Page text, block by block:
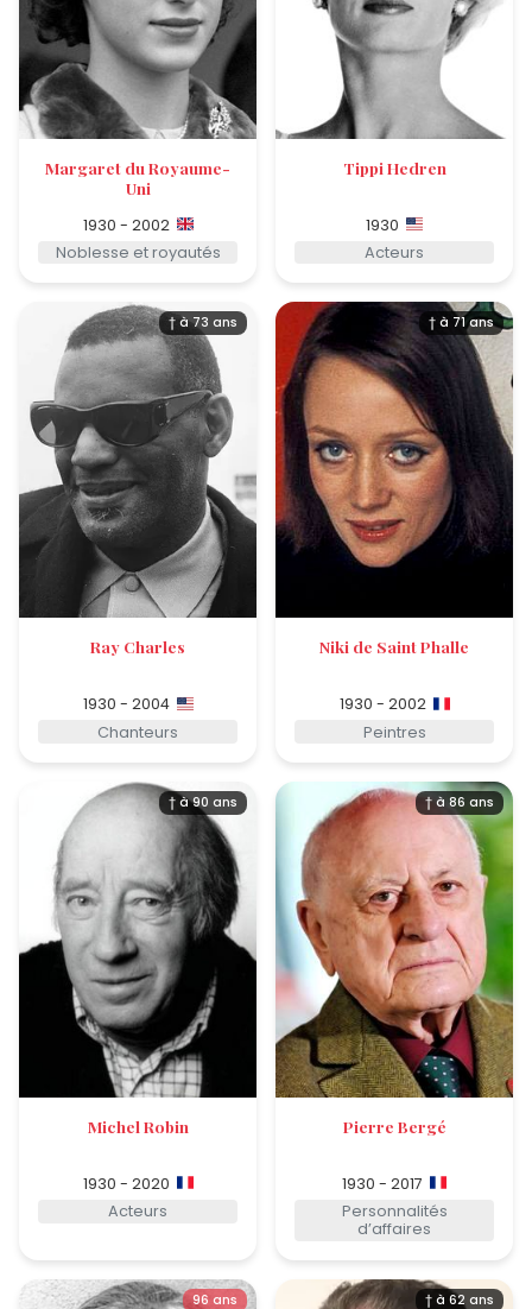
Margaret du Royaume-
Uni
1930 - 2002
Noblesse et royautés
Tippi Hedren
1930
Acteurs
† à 73 ans
Ray Charles
1930 - 2004
Chanteurs
† à 71 ans
Niki de Saint Phalle
1930 - 2002
Peintres
† à 90 ans
Michel Robin
1930 - 2020
Acteurs
† à 86 ans
Pierre Bergé
1930 - 2017
Personnalités
d’affaires
96 ans † à 62 ans